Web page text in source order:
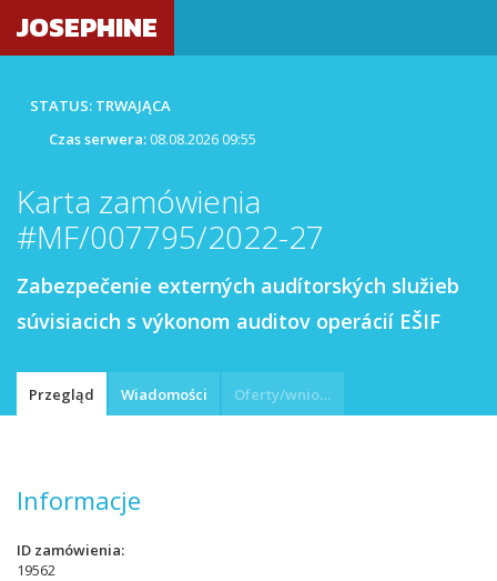
JOSEPHINE
STATUS: TRWAJĄCA
Czas serwera:08.08.2026 09:55
Karta zamówienia
#MF/007795/2022-27
Zabezpečenie externých audítorských služieb
súvisiacich s výkonom auditov operácií EŠIF
Przegląd Wiadomości Oferty/wnioski
Informacje
ID zamówienia
19562